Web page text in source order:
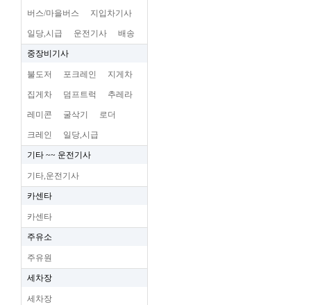
버스/마을버스 지입차기사
일당,시급 운전기사 배송
중장비기사
불도저 포크레인 지게차
집게차 덤프트럭 추레라
레미콘 굴삭기 로더
크레인 일당,시급
기타 ~~ 운전기사
기타,운전기사
카센타
카센타
주유소
주유원
세차장
세차장